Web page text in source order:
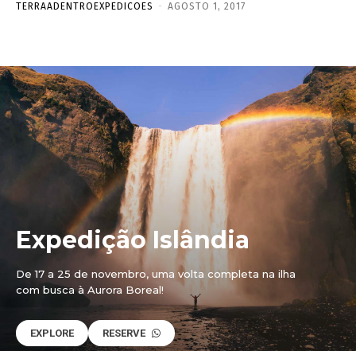
TERRAADENTROEXPEDICOES - AGOSTO 1, 2017
Expedição Islândia
De 17 a 25 de novembro, uma volta completa na ilha
com busca à Aurora Boreal!
EXPLORE RESERVE